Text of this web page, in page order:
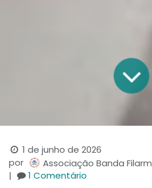
1 de junho de 2026
por
Associação Banda
|
1 Comentário